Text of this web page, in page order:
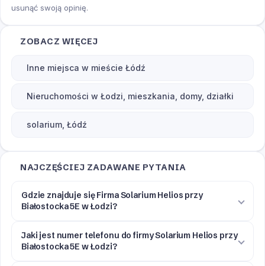
usunąć swoją opinię.
ZOBACZ WIĘCEJ
Inne miejsca w mieście Łódź
Nieruchomości w Łodzi, mieszkania, domy, działki
solarium, Łódź
NAJCZĘŚCIEJ ZADAWANE PYTANIA
Gdzie znajduje się Firma Solarium Helios przy
Białostocka 5E w Łodzi?
Jaki jest numer telefonu do firmy Solarium Helios przy
Białostocka 5E w Łodzi?